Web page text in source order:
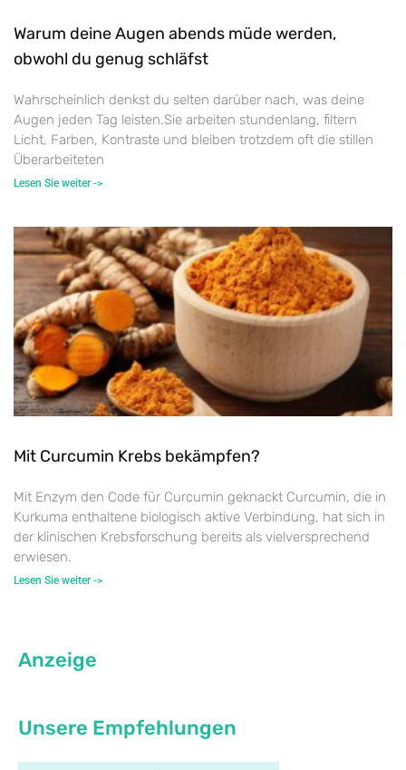
Warum deine Augen abends müde werden,
obwohl du genug schläfst
Wahrscheinlich denkst du selten darüber nach, was deine
Augen jeden Tag leisten.Sie arbeiten stundenlang, filtern
Licht, Farben, Kontraste und bleiben trotzdem oft die stillen
Überarbeiteten
Lesen Sie weiter ->
Mit Curcumin Krebs bekämpfen?
Mit Enzym den Code für Curcumin geknackt Curcumin, die in
Kurkuma enthaltene biologisch aktive Verbindung, hat sich in
der klinischen Krebsforschung bereits als vielversprechend
erwiesen.
Lesen Sie weiter ->
Anzeige
Unsere Empfehlungen